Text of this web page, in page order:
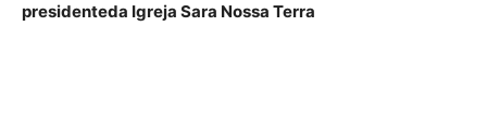
presidenteda Igreja Sara Nossa Terra